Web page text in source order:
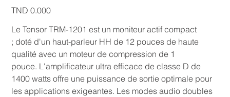
Price
TND 0.000
Le Tensor TRM-1201 est un moniteur actif compact
; doté d'un haut-parleur HH de 12 pouces de haute
qualité avec un moteur de compression de 1
pouce. L'amplificateur ultra efficace de classe D de
1400 watts offre une puissance de sortie optimale pour
les applications exigeantes. Les modes audio doubles